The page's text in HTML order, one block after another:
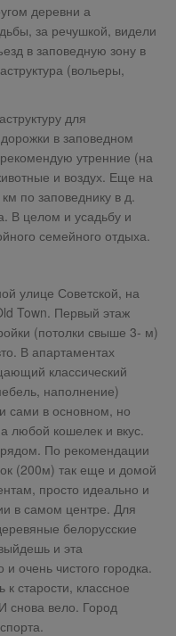
деревни а
за речушкой, видели
в заповедную зону в
(вольеры,
для
в заповедном
утренние (на
и воздух. Еще на
по заповеднику в д.
В целом и усадьбу и
семейного отдыха.
улице Советской, на
Town. Первый этаж
(потолки свыше 3- м)
В апартаментах
классический
наполнение)
сами в основном, но
любой кошелек и вкус.
По рекомендации
(200м) так еще и домой
просто идеально и
в самом центре. Для
белорусские
и эта
очень чистого городка.
старости, классное
снова вело. Город